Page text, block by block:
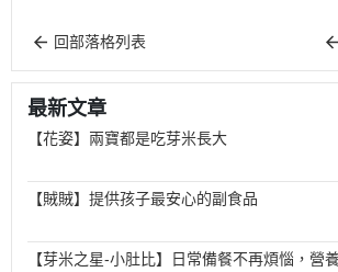
回部落格列表
最新文章
【花姿】兩寶都是吃芽米長大
【賊賊】提供孩子最安心的副食品
【芽米之星-小肚比】日常備餐不再煩惱，營